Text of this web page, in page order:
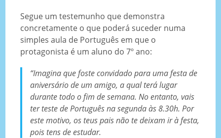
Segue um testemunho que demonstra
concretamente o que poderá suceder numa
simples aula de Português em que o
protagonista é um aluno do 7º ano:
“Imagina que foste convidado para uma festa de
aniversário de um amigo, a qual terá lugar
durante todo o fim de semana. No entanto, vais
ter teste de Português na segunda às 8.30h. Por
este motivo, os teus pais não te deixam ir à festa,
pois tens de estudar.